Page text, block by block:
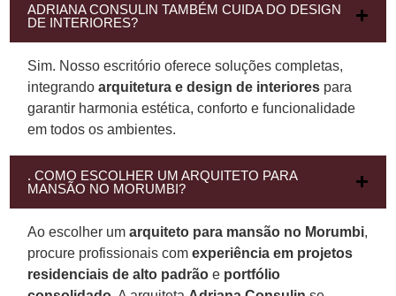
ADRIANA CONSULIN TAMBÉM CUIDA DO DESIGN
DE INTERIORES?
Sim. Nosso escritório oferece soluções completas,
integrando arquitetura e design de interiores para
garantir harmonia estética, conforto e funcionalidade
em todos os ambientes.
. COMO ESCOLHER UM ARQUITETO PARA
MANSÃO NO MORUMBI?
Ao escolher um arquiteto para mansão no Morumbi,
procure profissionais com experiência em projetos
residenciais de alto padrão e portfólio